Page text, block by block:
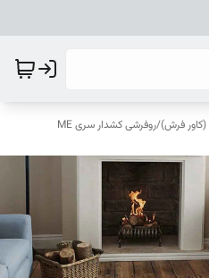
فرش)/روفرشی کشدار سری ME